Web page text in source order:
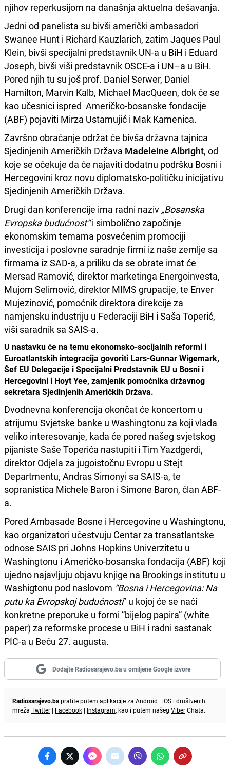
njihov reperkusijom na današnja aktuelna dešavanja.
Jedni od panelista su bivši američki ambasadori
Swanee Hunt i Richard Kauzlarich, zatim Jaques Paul
Klein, bivši specijalni predstavnik UN-a u BiH i Eduard
Joseph, bivši viši predstavnik OSCE-a i UN–a u BiH.
Pored njih tu su još prof. Daniel Serwer, Daniel
Hamilton, Marvin Kalb, Michael MacQueen, dok će se
kao učesnici ispred Američko-bosanske fondacije
(ABF) pojaviti Mirza Ustamujić i Mak Kamenica.
Završno obraćanje održat će bivša državna tajnica
Sjedinjenih Američkih Država Madeleine Albright, od
koje se očekuje da će najaviti dodatnu podršku Bosni i
Hercegovini kroz novu diplomatsko-političku inicijativu
Sjedinjenih Američkih Država.
Drugi dan konferencije ima radni naziv „Bosanska
Evropska budućnost“i simbolično započinje
ekonomskim temama posvećenim promociji
investicija i poslovne saradnje firmi iz naše zemlje sa
firmama iz SAD-a, a priliku da se obrate imat će
Mersad Ramović, direktor marketinga Energoinvesta,
Mujom Selimović, direktor MIMS grupacije, te Enver
Mujezinović, pomoćnik direktora direkcije za
namjensku industriju u Federaciji BiH i Saša Toperić,
viši saradnik sa SAIS-a.
U nastavku će na temu ekonomsko-socijalnih reformi i
Euroatlantskih integracija govoriti Lars-Gunnar Wigemark,
Šef EU Delegacije i Specijalni Predstavnik EU u Bosni i
Hercegovini i Hoyt Yee, zamjenik pomoćnika državnog
sekretara Sjedinjenih Američkih Država.
Dvodnevna konferencija okončat će koncertom u
atrijumu Svjetske banke u Washingtonu za koji vlada
veliko interesovanje, kada će pored našeg svjetskog
pijaniste Saše Toperića nastupiti i Tim Yazdgerdi,
direktor Odjela za jugoistočnu Evropu u Stejt
Departmentu, Andras Simonyi sa SAIS-a, te
sopranistica Michele Baron i Simone Baron, član ABF-
a.
Pored Ambasade Bosne i Hercegovine u Washingtonu,
kao organizatori učestvuju Centar za transatlantske
odnose SAIS pri Johns Hopkins Univerzitetu u
Washingtonu i Američko-bosanska fondacija (ABF) koji
ujedno najavljuju objavu knjige na Brookings institutu u
Washigtonu pod naslovom “Bosna i Hercegovina: Na
putu ka Evropskoj budućnosti” u kojoj će se naći
konkretne preporuke u formi “bijelog papira” (white
paper) za reformske procese u BiH i radni sastanak
PIC-a u Beču 27. augusta.
Dodajte Radiosarajevo.ba u omiljene Google izvore
Radiosarajevo.bapratite putem aplikacije za Android | iOS i društvenih
mreža Twitter | Facebook | Instagram, kao i putem našeg ViberChata.